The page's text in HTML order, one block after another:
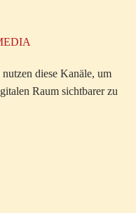
diese Kanäle, um
Raum sichtbarer zu